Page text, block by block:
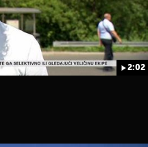
2:02